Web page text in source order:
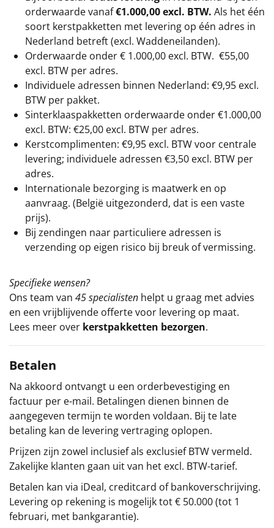
orderwaarde vanaf€1.000,00 excl. BTW. Als het één
soort kerstpakketten met levering op één adres in
Nederland betreft (excl. Waddeneilanden).
Orderwaarde onder € 1.000,00 excl. BTW. €55,00
excl. BTW per adres.
Individuele adressen binnen Nederland: €9,95 excl.
BTW per pakket.
Sinterklaaspakketten orderwaarde onder €1.000,00
excl. BTW: €25,00 excl. BTW per adres.
Kerstcomplimenten: €9,95 excl. BTW voor centrale
levering; individuele adressen €3,50 excl. BTW per
adres.
Internationale bezorging is maatwerk en op
aanvraag. (België uitgezonderd, dat is een vaste
prijs).
Bij zendingen naar particuliere adressen is
verzending op eigen risico bij breuk of vermissing.
Specifieke wensen?
Ons team van 45 specialisten helpt u graag met advies
en een vrijblijvende offerte voor levering op maat.
Lees meer over kerstpakketten bezorgen.
Betalen
Na akkoord ontvangt u een orderbevestiging en
factuur per e-mail. Betalingen dienen binnen de
aangegeven termijn te worden voldaan. Bij te late
betaling kan de levering vertraging oplopen.
Prijzen zijn zowel inclusief als exclusief BTW vermeld.
Zakelijke klanten gaan uit van het excl. BTW-tarief.
Betalen kan via iDeal, creditcard of bankoverschrijving.
Levering op rekening is mogelijk tot € 50.000 (tot 1
februari, met bankgarantie).